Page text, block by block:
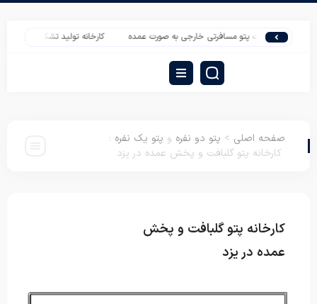
قیمت پتو مسافرتی خارجی به صورت عمده کارخانه تولید تشک مسافرتی آکاردئونی
صفحه اصلی > پتو دو نفره و پتو یک نفره :
کارخانه پتو گلبافت و پخش عمده در یزد
کارخانه پتو گلبافت و پخش
عمده در یزد